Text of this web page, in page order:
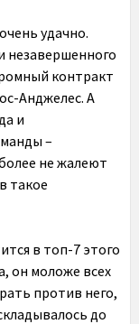
удачно.
незавершенного
контракт
Анджелес. А
и
–
не жалеют
такое
в топ-7 этого
он моложе всех
против него,
до